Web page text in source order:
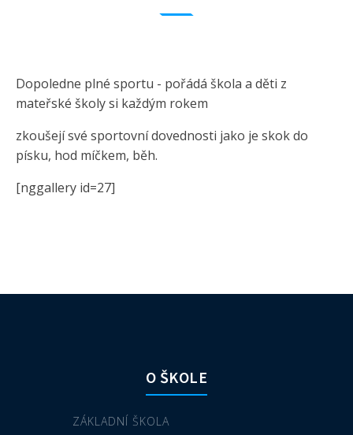
Dopoledne plné sportu - pořádá škola a děti z
mateřské školy si každým rokem
zkoušejí své sportovní dovednosti jako je skok do
písku, hod míčkem, běh.
[nggallery id=27]
O ŠKOLE
ZÁKLADNÍ ŠKOLA